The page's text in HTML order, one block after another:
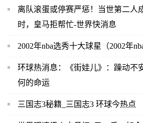
离队滚蛋或停赛严惩！当世第二人
时，皇马拒帮忙-世界快消息
2002年nba选秀十大球星（2002年
环球热消息：《街娃儿》：躁动不
何的命运
三国志3秘籍_三国志3 环球今热点